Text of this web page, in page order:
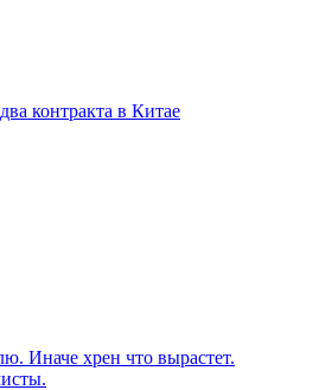
контракта в Китае
Иначе хрен что вырастет.